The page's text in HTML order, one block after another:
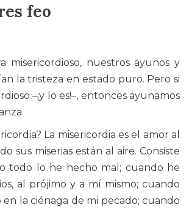
feo
misericordioso, nuestros ayunos y
la tristeza en estado puro. Pero si
–¡y lo es!–, entonces ayunamos
La misericordia es el amor al
sus miserias están al aire. Consiste
todo lo he hecho mal; cuando he
al prójimo y a mí mismo; cuando
la ciénaga de mi pecado; cuando